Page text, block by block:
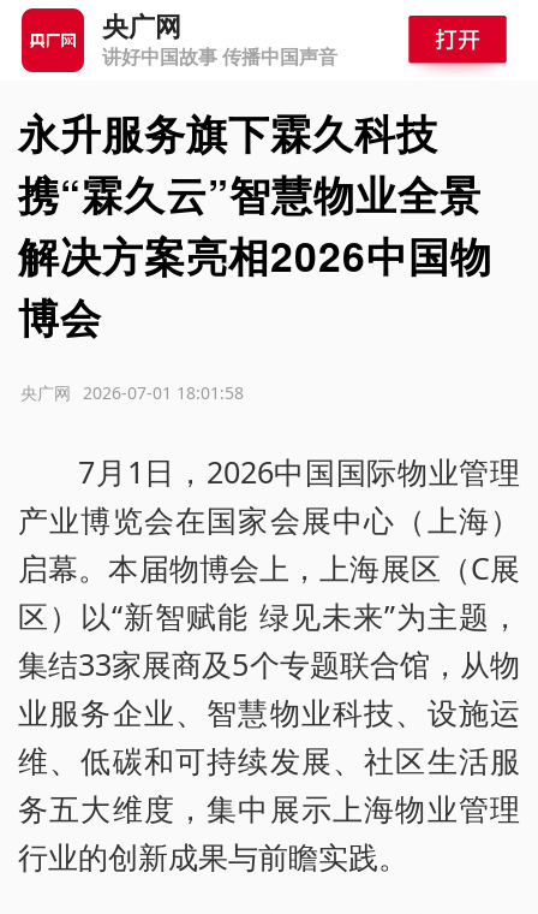
央广网
讲好中国故事 传播中国声音
永升服务旗下霖久科技
携“霖久云”智慧物业全景
解决方案亮相2026中国物
博会
2026-07-01 18:01:58
央广网
7月1日，2026中国国际物业管理
产业博览会在国家会展中心（上海）
启幕。本届物博会上，上海展区（C展
区）以“新智赋能 绿见未来”为主题，
集结33家展商及5个专题联合馆，从物
业服务企业、智慧物业科技、设施运
维、低碳和可持续发展、社区生活服
务五大维度，集中展示上海物业管理
行业的创新成果与前瞻实践。